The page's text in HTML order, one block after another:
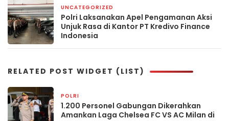
UNCATEGORIZED
Polri Laksanakan Apel Pengamanan Aksi
Unjuk Rasa di Kantor PT Kredivo Finance
Indonesia
RELATED POST WIDGET (LIST)
POLRI
1.200 Personel Gabungan Dikerahkan
Amankan Laga Chelsea FC VS AC Milan di